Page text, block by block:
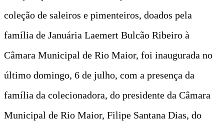
coleção de saleiros e pimenteiros, doados pela
família de Januária Laemert Bulcão Ribeiro à
Câmara Municipal de Rio Maior, foi inaugurada no
último domingo, 6 de julho, com a presença da
família da colecionadora, do presidente da Câmara
Municipal de Rio Maior, Filipe Santana Dias, do